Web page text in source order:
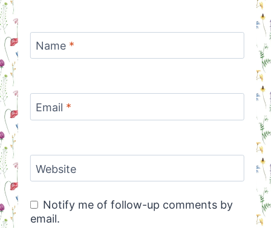
Name *
Email *
Website
Notify me of follow-up comments by
email.